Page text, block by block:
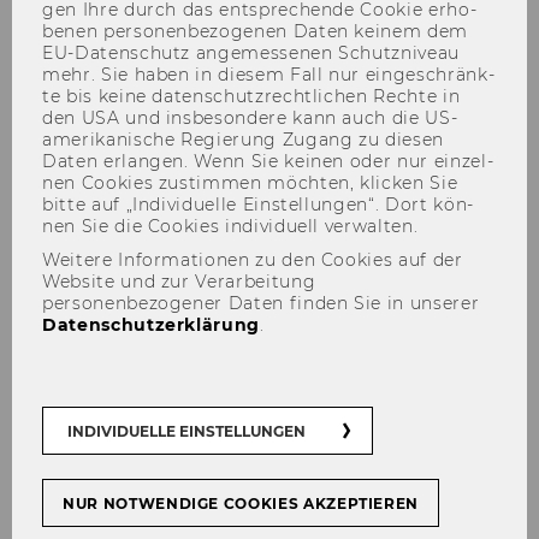
Aufnahmeverfahren
Die SBWL Pro­duk­ti­ons­ma­nage­ment
kann so­wohl im Winter-​, als auch im
Ver­fü­gung.
Die ver­füg­ba­ren SBWL Plät­ze wer­den an­hand
gen Ihre durch das ent­spre­chen­de Coo­kie er­ho­
be­nen per­so­nen­be­zo­ge­nen Daten kei­nem dem
EU-​Datenschutz an­ge­mes­se­nen Schutz­ni­veau
mehr. Sie haben in die­sem Fall nur ein­ge­schränk­
te bis keine da­ten­schutz­recht­li­chen Rech­te in
den USA und ins­be­son­de­re kann auch die US-​
amerikanische Re­gie­rung Zu­gang zu die­sen
Daten er­lan­gen. Wenn Sie kei­nen oder nur ein­zel­
nen Coo­kies zu­stim­men möch­ten, kli­cken Sie
bitte auf „In­di­vi­du­el­le Ein­stel­lun­gen“. Dort kön­
nen Sie die Coo­kies in­di­vi­du­ell ver­wal­ten.
Weitere Informationen zu den Cookies auf der
Website und zur Verarbeitung
personenbezogener Daten finden Sie in unserer
Datenschutzerklärung
INDIVIDUELLE EINSTELLUNGEN
NUR NOTWENDIGE COOKIES AKZEPTIEREN